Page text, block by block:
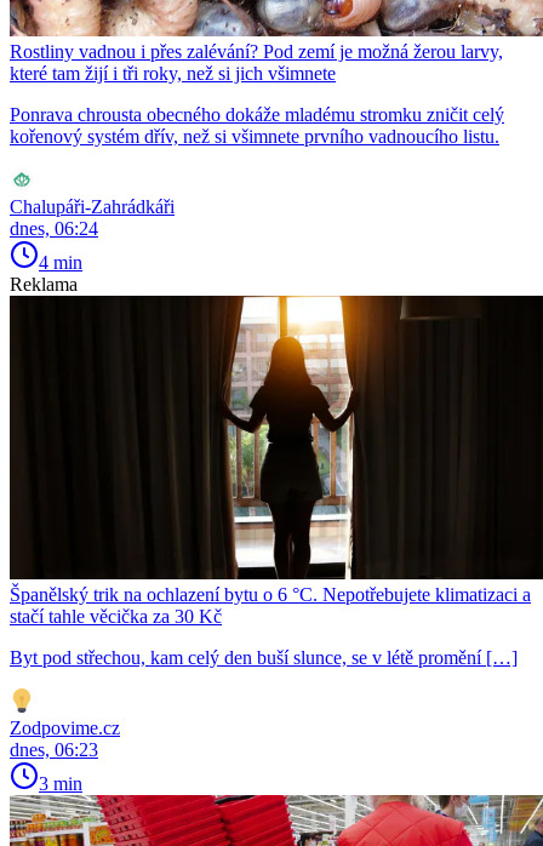
Rostliny vadnou i přes zalévání? Pod zemí je možná žerou larvy,
které tam žijí i tři roky, než si jich všimnete
Ponrava chrousta obecného dokáže mladému stromku zničit celý
kořenový systém dřív, než si všimnete prvního vadnoucího listu.
Chalupáři-Zahrádkáři
dnes, 06:24
4 min
Reklama
Španělský trik na ochlazení bytu o 6 °C. Nepotřebujete klimatizaci a
stačí tahle věcička za 30 Kč
Byt pod střechou, kam celý den buší slunce, se v létě promění […]
Zodpovime.cz
dnes, 06:23
3 min